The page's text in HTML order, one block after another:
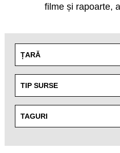
filme și rapoarte,
Refine
your
search
results
by
from
ȚARĂ
TIP SURSE
TAGURI